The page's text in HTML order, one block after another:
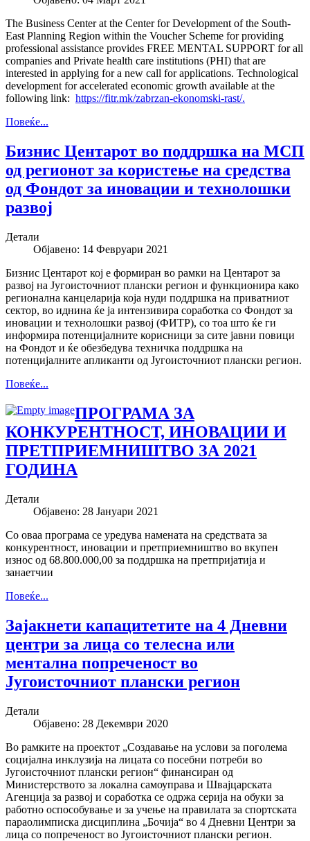
The Business Center at the Center for Development of the South-
East Planning Region within the Voucher Scheme for providing
professional assistance provides FREE MENTAL SUPPORT for all
companies and Private health care institutions (PHI) that are
interested in applying for a new call for applications. Technological
development for accelerated economic growth available at the
following link: https://fitr.mk/zabrzan-ekonomski-rast/.
Повеќе...
Бизнис Центарот во поддршка на МСП
од регионот за користење на средства
од Фондот за иновации и технолошки
развој
Детали
Објавено: 14 Февруари 2021
Бизнис Центарот кој е формиран во рамки на Центарот за
развој на Југоисточниот плански регион и функционира како
регионална канцеларија која нуди поддршка на приватниот
сектор, во иднина ќе ја интензивира соработка со Фондот за
иновации и технолошки развој (ФИТР), со тоа што ќе ги
информира потенцијалните корисници за сите јавни повици
на Фондот и ќе обезбедува техничка поддршка на
потенцијалните апликанти од Југоисточниот плански регион.
Повеќе...
ПРOГРАМА ЗА
КОНКУРЕНТНОСТ, ИНОВАЦИИ И
ПРЕТПРИЕМНИШТВО ЗА 2021
ГОДИНА
Детали
Објавено: 28 Јануари 2021
Со оваа програма се уредува намената на средствата за
конкурентност, иновации и претприемништво во вкупен
износ од 68.800.000,00 за поддршка на претпријатија и
занаетчии
Повеќе...
Зајакнети капацитетите на 4 Дневни
центри за лица со телесна или
ментална попреченост во
Југоисточниот плански регион
Детали
Објавено: 28 Декември 2020
Во рамките на проектот „Создавање на услови за поголема
социјална инклузија на лицата со посебни потреби во
Југоисточниот плански регион“ финансиран од
Министерството за локална самоуправа и Швајцарската
Агенција за развој и соработка се одржа серија на обуки за
работно оспособување и за учење на правилата за спортската
параолимписка дисциплина „Бочија“ во 4 Дневни Центри за
лица со попреченост во Југоисточниот плански регион.